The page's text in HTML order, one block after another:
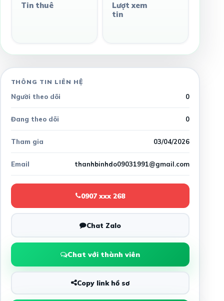
Tin thuê
Lượt xem
tin
THÔNG TIN LIÊN HỆ
Người theo dõi 0
Đang theo dõi 0
Tham gia 03/04/2026
Email thanhbinhdo09031991@gmail.com
0907 xxx 268
Chat Zalo
Chat với thành viên
Copy link hồ sơ